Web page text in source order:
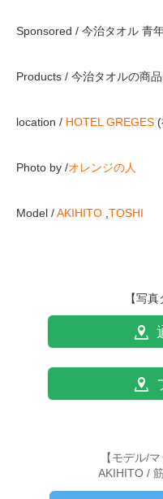
Sponsored / 今治タオル 青
Products / 今治タオルの商
location / HOTEL GREGES
Photo by /オレンジの人
Model /AKIHITO TOSHI
【写
【モデル/
AKIHITO /